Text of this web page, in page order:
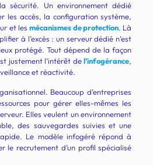
sécurité. Un environnement dédié
les accès, la configuration système,
et lesmécanismes de protection. Là
à l’excès : un serveur dédié n’est
protégé. Tout dépend de la façon
justement l’intérêt del’infogérance,
et réactivité.
Beaucoup d’entreprises
pour gérer elles-mêmes les
Elles veulent un environnement
des sauvegardes suivies et une
Le modèle infogéré répond à
le recrutement d’un profil spécialisé